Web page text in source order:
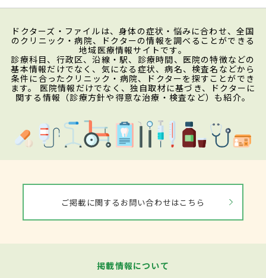
ドクターズ・ファイルは、身体の症状・悩みに合わせ、全国
のクリニック・病院、ドクターの情報を調べることができる
地域医療情報サイトです。
診療科目、行政区、沿線・駅、診療時間、医院の特徴などの
基本情報だけでなく、気になる症状、病名、検査名などから
条件に合ったクリニック・病院、ドクターを探すことができ
ます。 医院情報だけでなく、独自取材に基づき、ドクターに
関する情報（診療方針や得意な治療・検査など）も紹介。
ご掲載に関するお問い合わせはこちら
掲載情報について